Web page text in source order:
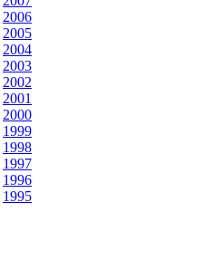
2006
2005
2004
2003
2002
2001
2000
1999
1998
1997
1996
1995